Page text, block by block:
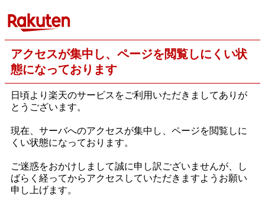
アクセスが集中し、ページを閲覧しにくい状
態になっております
日頃より楽天のサービスをご利用いただきましてありが
とうございます。
現在、サーバへのアクセスが集中し、ページを閲覧しに
くい状態になっております。
ご迷惑をおかけしまして誠に申し訳ございませんが、し
ばらく経ってからアクセスしていただきますようお願い
申し上げます。